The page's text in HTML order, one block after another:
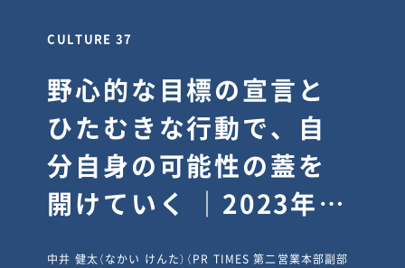
CULTURE 30
逆境では自分のスタン
スを変え“予想を裏切
り、期待を超える”【真
輔塾・前編】
山田真輔（やまだ しんすけ）（執行役員 兼 Jooto事業部